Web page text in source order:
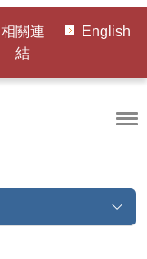
相關連
結
English